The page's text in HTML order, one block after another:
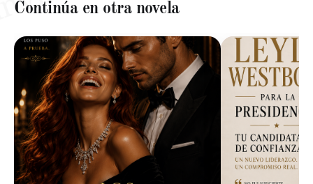
Continúa en otra novela